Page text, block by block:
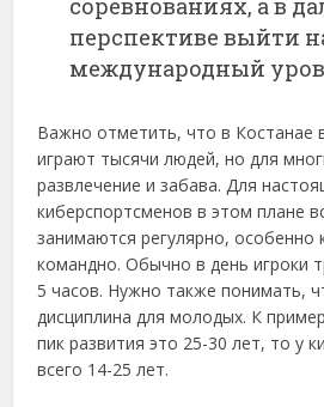
соревнованиях, а в
перспективе выйти
международный
Важно отметить, что в Костанае
играют тысячи людей, но для
развлечение и забава. Для
киберспортсменов в этом плане
занимаются регулярно, особенно
командно. Обычно в день игроки
5 часов. Нужно также понимать,
дисциплина для молодых. К
пик развития это 25-30 лет, то у
всего 14-25 лет.